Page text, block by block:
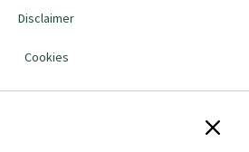
Disclaimer
Cookies